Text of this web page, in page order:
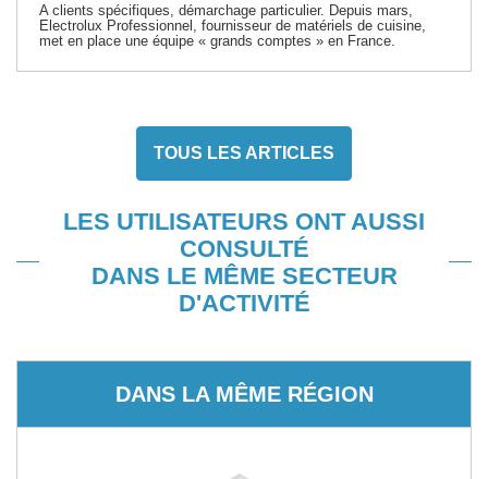
A clients spécifiques, démarchage particulier. Depuis mars,
Electrolux Professionnel, fournisseur de matériels de cuisine,
met en place une équipe « grands comptes » en France.
TOUS LES ARTICLES
LES UTILISATEURS ONT AUSSI
CONSULTÉ
DANS LE MÊME SECTEUR
D'ACTIVITÉ
DANS LA MÊME RÉGION